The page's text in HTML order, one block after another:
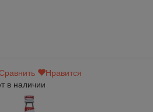
Нравится
в наличии